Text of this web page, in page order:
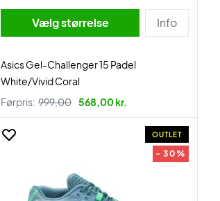
Vælg størrelse Info
Asics Gel-Challenger 15 Padel
White/Vivid Coral
Førpris: 999,00 568,00 kr.
OUTLET
- 30%